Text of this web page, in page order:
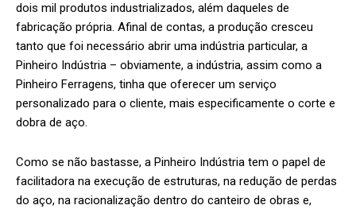
dois mil produtos industrializados, além daqueles de
fabricação própria. Afinal de contas, a produção cresceu
tanto que foi necessário abrir uma indústria particular, a
Pinheiro Indústria – obviamente, a indústria, assim como a
Pinheiro Ferragens, tinha que oferecer um serviço
personalizado para o cliente, mais especificamente o corte e
dobra de aço.
Como se não bastasse, a Pinheiro Indústria tem o papel de
facilitadora na execução de estruturas, na redução de perdas
do aço, na racionalização dentro do canteiro de obras e,